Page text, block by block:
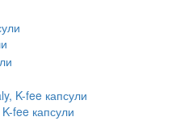
fee капсули